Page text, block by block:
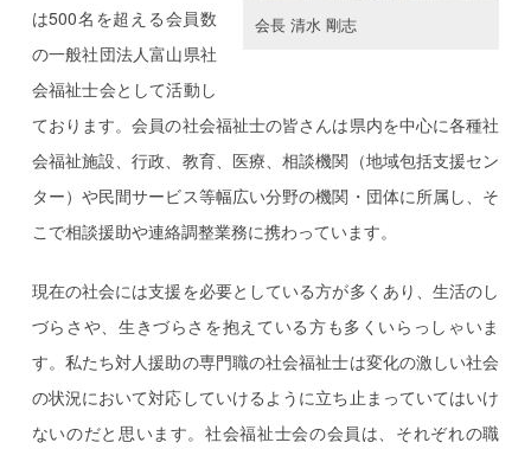
会長 清水 剛志
は500名を超える会員数
の一般社団法人富山県社
会福祉士会として活動し
ております。会員の社会福祉士の皆さんは県内を中心に各種社
会福祉施設、行政、教育、医療、相談機関（地域包括支援セン
ター）や民間サービス等幅広い分野の機関・団体に所属し、そ
こで相談援助や連絡調整業務に携わっています。
現在の社会には支援を必要としている方が多くあり、生活のし
づらさや、生きづらさを抱えている方も多くいらっしゃいま
す。私たち対人援助の専門職の社会福祉士は変化の激しい社会
の状況において対応していけるように立ち止まっていてはいけ
ないのだと思います。社会福祉士会の会員は、それぞれの職